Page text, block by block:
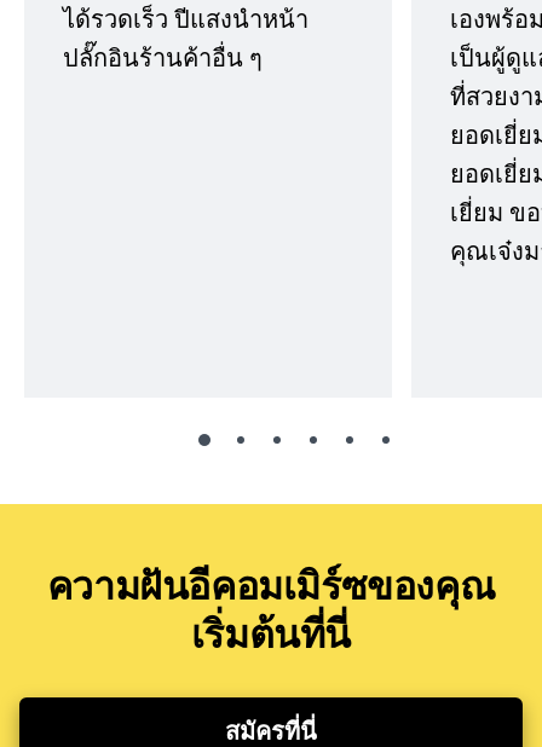
ได้รวดเร็ว ปีแสงนำหน้า
ปลั๊กอินร้านค้าอื่น ๆ
เองพร้
เป็นผู้ดูแ
ที่สวยง
ยอดเยี่ย
ยอดเยี่
เยี่ยม ข
คุณเจ๋ง
ความฝันอีคอมเมิร์ซของคุณ
เริ่มต้นที่นี่
สมัครที่นี่